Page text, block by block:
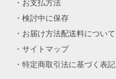
お支払方法
検討中に保存
お届け方法配送料について
サイトマップ
特定商取引法に基づく表記